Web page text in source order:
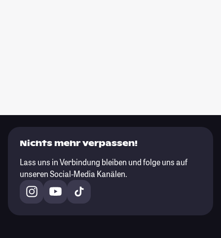
Nichts mehr verpassen!
Lass uns in Verbindung bleiben und folge uns auf
unseren Social-Media Kanälen.